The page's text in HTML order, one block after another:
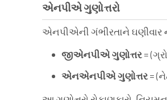
એનપીએ ગુણોત્તરો
એનપીએની ગંભીરતાને ઘણીવાર
જીએનપીએ ગુણોત્તર=
એનએનપીએ ગુણોત્તર=